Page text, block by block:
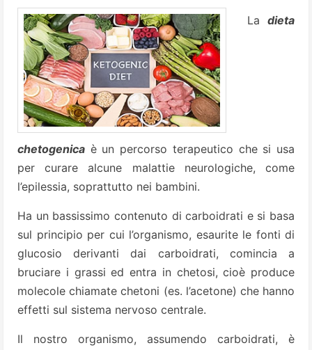
La dieta
chetogenica è un percorso terapeutico che si usa
per curare alcune malattie neurologiche, come
l’epilessia, soprattutto nei bambini.
Ha un bassissimo contenuto di carboidrati e si basa
sul principio per cui l’organismo, esaurite le fonti di
glucosio derivanti dai carboidrati, comincia a
bruciare i grassi ed entra in chetosi, cioè produce
molecole chiamate chetoni (es. l’acetone) che hanno
effetti sul sistema nervoso centrale.
Il nostro organismo, assumendo carboidrati, è